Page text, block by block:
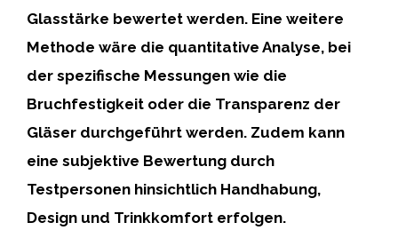
Glasstärke bewertet werden. Eine weitere
Methode wäre die quantitative Analyse, bei
der spezifische Messungen wie die
Bruchfestigkeit oder die Transparenz der
Gläser durchgeführt werden. Zudem kann
eine subjektive Bewertung durch
Testpersonen hinsichtlich Handhabung,
Design und Trinkkomfort erfolgen.